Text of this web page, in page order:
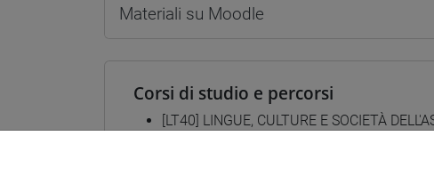
Materiali su Moodle
Corsi di studio e percorsi
[LT40] LINGUE, CULTURE E SOCIETÀ